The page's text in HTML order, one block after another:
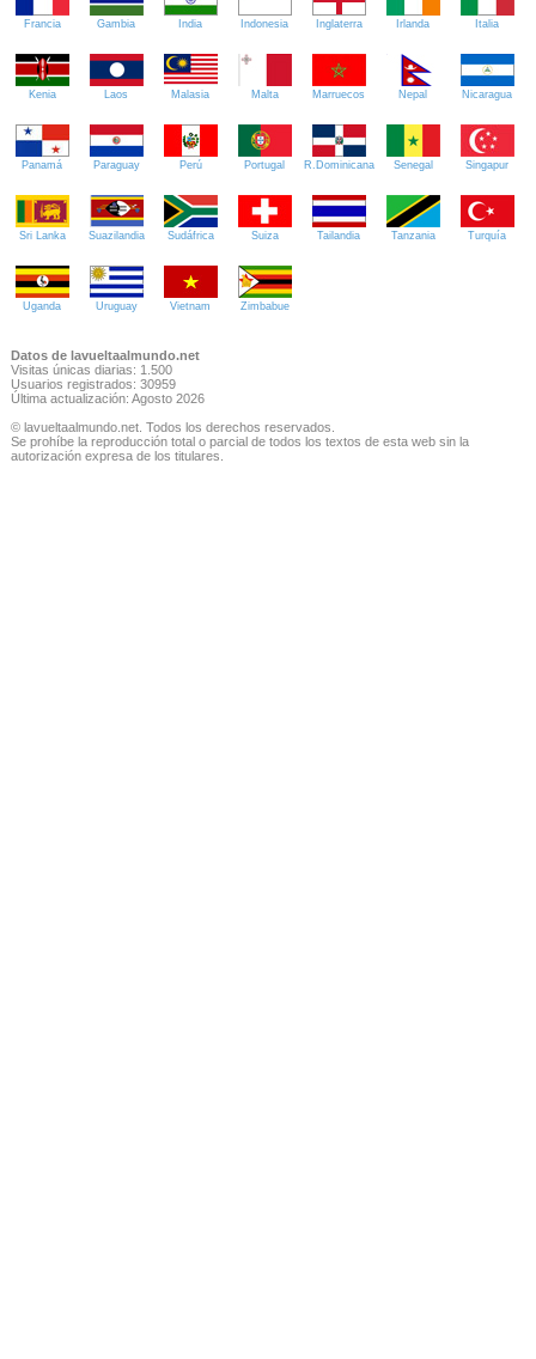
Francia Gambia India Indonesia Inglaterra Irlanda Italia
Kenia Laos Malasia Malta Marruecos Nepal Nicaragua
Panamá Paraguay Perú Portugal R.Dominicana Senegal Singapur
Sri Lanka Suazilandia Sudáfrica Suiza Tailandia Tanzania Turquía
Uganda Uruguay Vietnam Zimbabue
Datos de lavueltaalmundo.net
Visitas únicas diarias: 1.500
Usuarios registrados: 30959
Última actualización: Agosto 2026
© lavueltaalmundo.net. Todos los derechos reservados.
Se prohíbe la reproducción total o parcial de todos los textos de esta web sin la
autorización expresa de los titulares.